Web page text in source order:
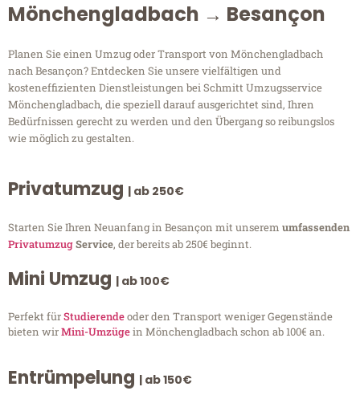
Mönchengladbach → Besançon
Planen Sie einen Umzug oder Transport von Mönchengladbach
nach Besançon? Entdecken Sie unsere vielfältigen und
kosteneffizienten Dienstleistungen bei Schmitt Umzugsservice
Mönchengladbach, die speziell darauf ausgerichtet sind, Ihren
Bedürfnissen gerecht zu werden und den Übergang so reibungslos
wie möglich zu gestalten.
Privatumzug | ab 250€
Starten Sie Ihren Neuanfang in Besançon mit unserem umfassenden
PrivatumzugService, der bereits ab 250€ beginnt.
Mini Umzug | ab 100€
Perfekt fürStudierendeoder den Transport weniger Gegenstände
bieten wirMini-Umzügein Mönchengladbach schon ab 100€ an.
Entrümpelung | ab 150€